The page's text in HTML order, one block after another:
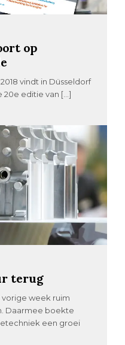
op
vindt in Düsseldorf
20e editie van […]
terug
vorige week ruim
Daarmee boekte
een groei